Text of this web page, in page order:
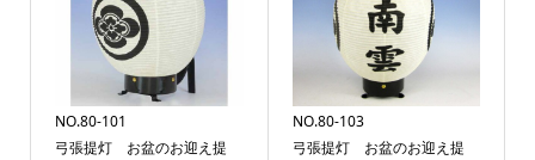
NO.80-101
弓張提灯 お盆のお迎え提
NO.80-103
弓張提灯 お盆のお迎え提